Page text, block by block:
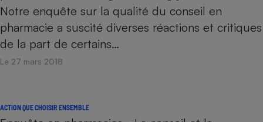
Notre enquête sur la qualité du conseil en
pharmacie a suscité diverses réactions et critiques
de la part de certains…
Le 27 mars 2018
ACTION QUE CHOISIR ENSEMBLE